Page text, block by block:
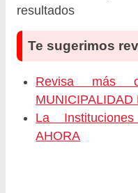
resultados
Te sugerimos
Revisa más
MUNICIPALIDAD
La
AHORA